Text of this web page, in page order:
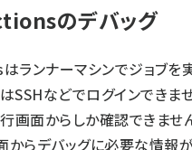
のデバッグ
ランナーマシンでジョブを
SSHなどでログインできま
画面からしか確認できませ
からデバッグに必要な情報